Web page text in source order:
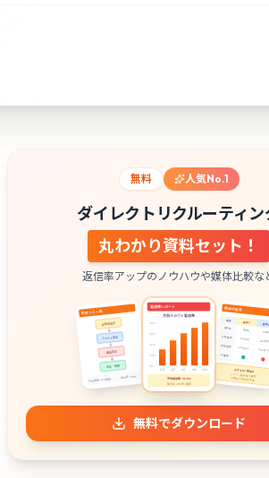
💡ノウハウ 3
無料 人気No.1
ダイレクトリクルーティン
丸わかり資料セット！
返信率アップのノウハウや媒体比較な
無料でダウンロード